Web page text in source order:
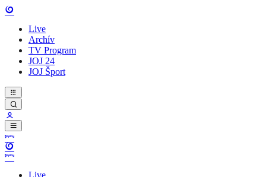
Live
Archív
TV Program
JOJ 24
JOJ Šport
Live